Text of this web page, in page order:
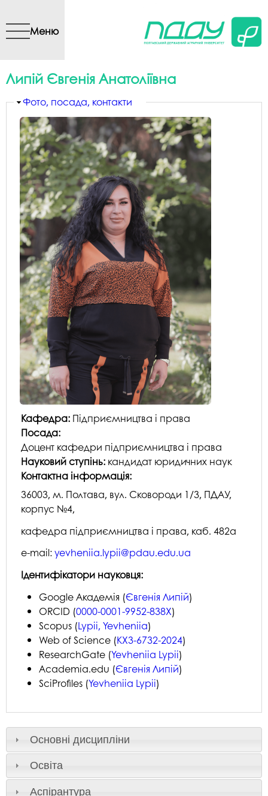
вмісту
Меню
Липій Євгенія Анатоліївна
ПриховатиФото, посада, контакти
Кафедра: Підприємництва і права
Посада:
Доцент кафедри підприємництва і права
Науковий ступінь: кандидат юридичних наук
Контактна інформація:
36003, м. Полтава, вул. Сковороди 1/3, ПДАУ,
корпус №4,
кафедра підприємництва і права, каб. 482а
e-mail:yevheniia.lypii@pdau.edu.ua
Ідентифікатори науковця:
Google Академія (Євгенія Липій)
ORCID (0000-0001-9952-838X)
Scopus (Lypii, Yevheniia)
Web of Science (КХЗ-6732-2024)
ResearchGate (Yevheniia Lypii)
Academia.edu (Євгенія Липій)
SciProfiles (Yevheniia Lypii)
Основні дисципліни
Освіта
Аспірантура